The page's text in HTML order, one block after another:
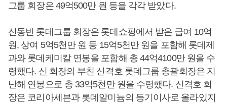
그룹 회장은 49억500만 원 등을 각각 받았다.
신동빈 롯데그룹 회장은 롯데쇼핑에서 받은 급여 10억
원, 상여 5억5천만 원 등 15억5천만 원을 포함해 롯데제
과와 롯데케미칼 연봉을 포함해 총 44억4100만 원을 수
령했다. 신 회장의 부친 신격호 롯데그룹 총괄회장은 지
난해 연봉으로 총 33억5천만 원을 수령했다. 신격호 회
장은 코리아세븐과 롯데알미늄의 등기이사로 올라있지